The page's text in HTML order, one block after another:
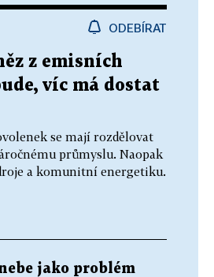
ODEBÍRAT
z emisních
víc má dostat
se mají rozdělovat
průmyslu. Naopak
a komunitní energetiku.
jako problém